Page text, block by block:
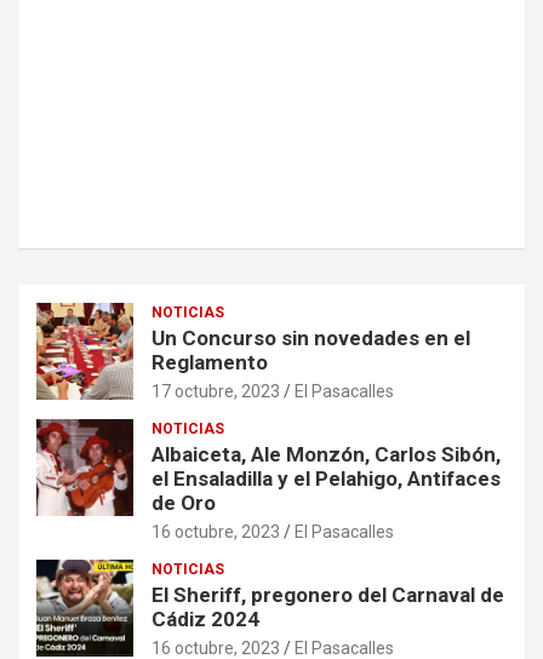
NOTICIAS
Un Concurso sin novedades en el
Reglamento
17 octubre, 2023 El Pasacalles
NOTICIAS
Albaiceta, Ale Monzón, Carlos Sibón,
el Ensaladilla y el Pelahigo, Antifaces
de Oro
16 octubre, 2023 El Pasacalles
NOTICIAS
El Sheriff, pregonero del Carnaval de
Cádiz 2024
16 octubre, 2023 El Pasacalles